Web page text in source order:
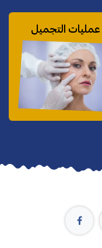
عمليات التجميل